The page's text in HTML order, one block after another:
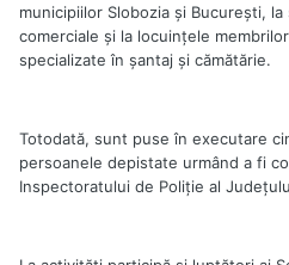
municipiilor Slobozia şi Bucureşti,
comerciale şi la locuinţele
specializate în şantaj şi cămătărie.
Totodată, sunt puse în executare
persoanele depistate urmând a fi
Inspectoratului de Poliţie al